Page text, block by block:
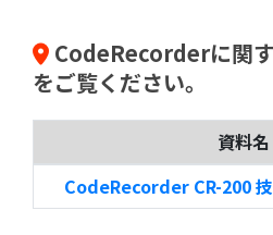
CodeRecorderに関
をご覧ください。
資料名
CodeRecorder CR-200